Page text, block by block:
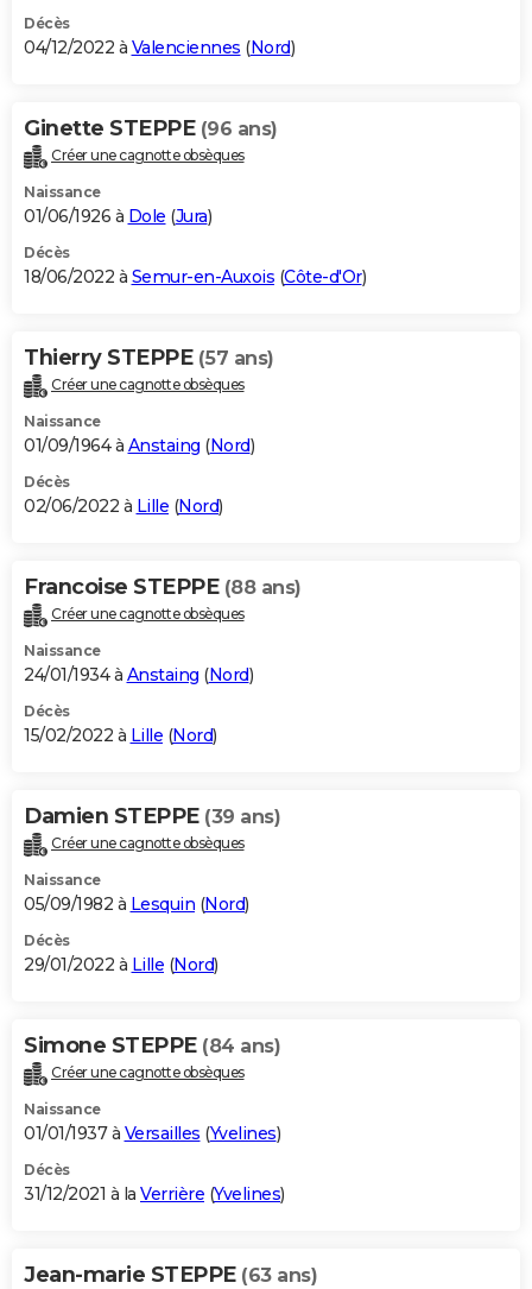
Décès
04/12/2022 à Valenciennes (Nord)
Ginette STEPPE (96 ans)
Créer une cagnotte obsèques
Naissance
01/06/1926 à Dole (Jura)
Décès
18/06/2022 à Semur-en-Auxois (Côte-d'Or)
Thierry STEPPE (57 ans)
Créer une cagnotte obsèques
Naissance
01/09/1964 à Anstaing (Nord)
Décès
02/06/2022 à Lille (Nord)
Francoise STEPPE (88 ans)
Créer une cagnotte obsèques
Naissance
24/01/1934 à Anstaing (Nord)
Décès
15/02/2022 à Lille (Nord)
Damien STEPPE (39 ans)
Créer une cagnotte obsèques
Naissance
05/09/1982 à Lesquin (Nord)
Décès
29/01/2022 à Lille (Nord)
Simone STEPPE (84 ans)
Créer une cagnotte obsèques
Naissance
01/01/1937 à Versailles (Yvelines)
Décès
31/12/2021 à la Verrière (Yvelines)
Jean-marie STEPPE (63 ans)